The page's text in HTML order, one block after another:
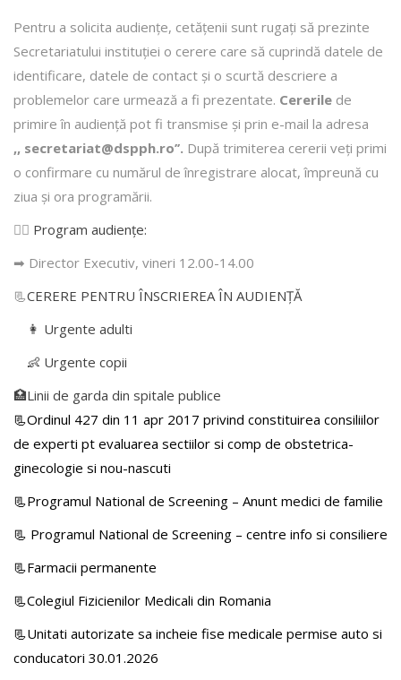
Pentru a solicita audienţe, cetăţenii sunt rugaţi să prezinte
Secretariatului instituției o cerere care să cuprindă datele de
identificare, datele de contact şi o scurtă descriere a
problemelor care urmează a fi prezentate. Cererile de
primire în audienţă pot fi transmise şi prin e-mail la adresa
,, secretariat@dspph.ro’’. După trimiterea cererii veţi primi
o confirmare cu numărul de înregistrare alocat, împreună cu
ziua şi ora programării.
👩‍⚕️ Program audiențe:
➡ Director Executiv, vineri 12.00-14.00
📃CERERE PENTRU ÎNSCRIEREA ÎN AUDIENŢĂ
👩 Urgente adulti
👶 Urgente copii
🏥Linii de garda din spitale publice
📃Ordinul 427 din 11 apr 2017 privind constituirea consiliilor
de experti pt evaluarea sectiilor si comp de obstetrica-
ginecologie si nou-nascuti
📃Programul National de Screening – Anunt medici de familie
📃 Programul National de Screening – centre info si consiliere
📃Farmacii permanente
📃Colegiul Fizicienilor Medicali din Romania
📃Unitati autorizate sa incheie fise medicale permise auto si
conducatori 30.01.2026